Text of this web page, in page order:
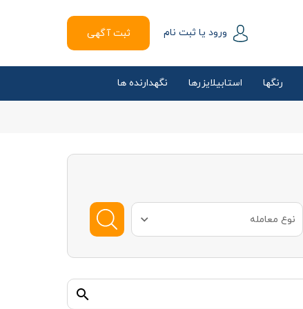
ورود یا ثبت نام ثبت آگهی
رنگها استابیلایزرها نگهدارنده ها
نوع معامله